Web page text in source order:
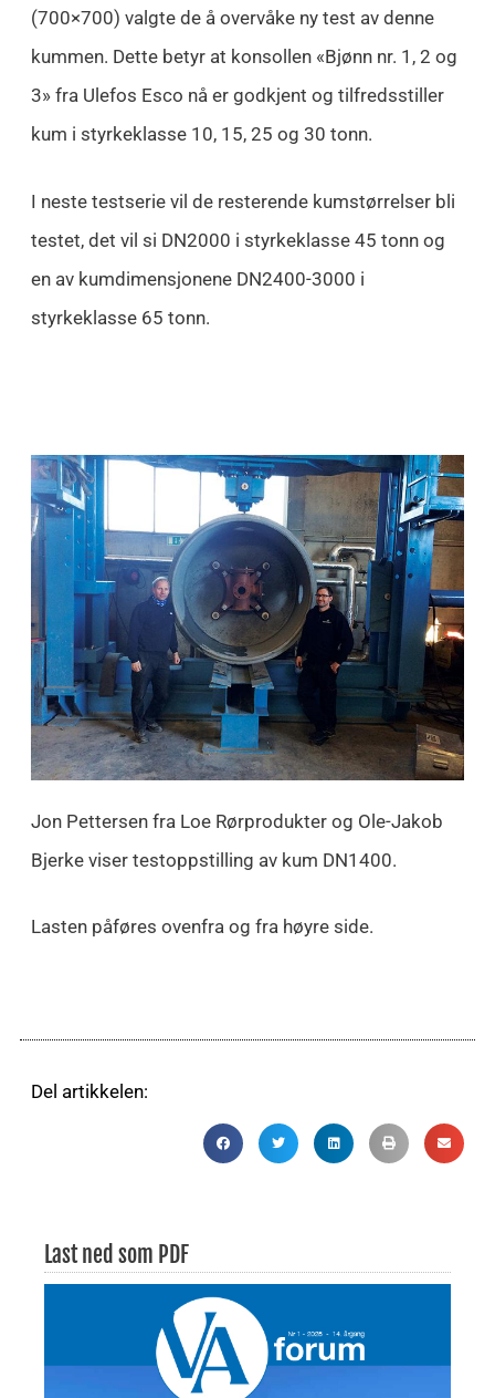
(700×700) valgte de å overvåke ny test av denne
kummen. Dette betyr at konsollen «Bjønn nr. 1, 2 og
3» fra Ulefos Esco nå er godkjent og tilfredsstiller
kum i styrkeklasse 10, 15, 25 og 30 tonn.
I neste testserie vil de resterende kumstørrelser bli
testet, det vil si DN2000 i styrkeklasse 45 tonn og
en av kumdimensjonene DN2400-3000 i
styrkeklasse 65 tonn.
Jon Pettersen fra Loe Rørprodukter og Ole-Jakob
Bjerke viser testoppstilling av kum DN1400.
Lasten påføres ovenfra og fra høyre side.
Del artikkelen:
Last ned som PDF